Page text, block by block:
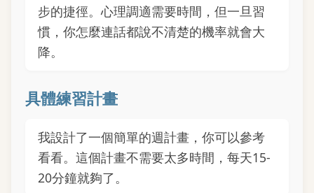
步的捷徑。心理調適需要時間，但一旦習
慣，你怎麼連話都說不清楚的機率就會大
降。
具體練習計畫
我設計了一個簡單的週計畫，你可以參考
看看。這個計畫不需要太多時間，每天15-
20分鐘就夠了。